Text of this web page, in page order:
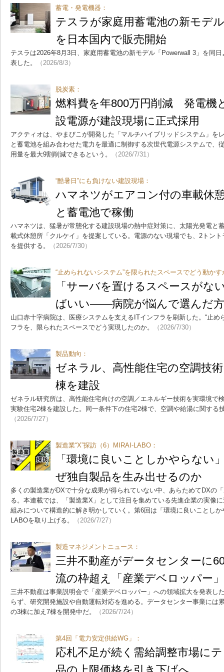
蓄電・発電機器：
テスラが家庭用蓄電池の新モデ
を日本国内で販売開始
テスラは2026年8月3日、家庭用蓄電池の新モデル「Powerwall 3」を同
表した。
（2026/8/3）
脱炭素：
燃料費を年800万円削減 発電機
設電源が建設現場に正式採用
アクティオは、やまびこが開発した「マルチハイブリッドシステム」を
と蓄電池を組み合わせた電力を最適に制御する次世代電源システムで、
用量を最大9割削減できるという。
（2026/7/31）
“酷暑日”にも負けない建設現場：
ハマネツがエアコン付の車載休
と蓄電池で稼働
ハマネツは、猛暑が常態化する建設現場の熱中症対策に、太陽光発電と
載式休憩所「クルケイ」を提案している。電源のない現場でも、2トン
を提供する。
（2026/7/30）
“止められないシステム”を限られたスペースでどう動かす
「サーバを置けるスペースがな
ばいい――病院が悩んで選んだ
山口赤十字病院は、医療システムを支えるITインフラを刷新した。“止め
フラを、限られたスペースでどう実現したのか。
（2026/7/30）
製品動向：
ゼネラル、高性能住宅の空調技
棟を建設
ゼネラル研究所は、高性能住宅向けの空調／エネルギー技術を実環境で
実験住宅2棟を建設した。同一条件下の住宅2棟で、空調や給湯に関する
（2026/7/27）
製造業“X”探訪（6）MIRAI-LABO：
「環境に良いことしかやらな
ぜ独自製品を生み出せるのか
多くの製造業がDXで十分な成果が得られていない中、あらためてDXの
る。本連載では、「製造業X」として注目を集めている先進企業の実像
組みについて構造的に解き明かしていく。第6回は「環境に良いことし
LABOを取り上げる。
（2026/7/27）
製造マネジメントニュース：
三井不動産がデータセンターに
流の枠超え「産業デベロッパー
三井不動産は事業説明会で「産業デベロッパー」への領域拡大を発表し
らず、研究開発施設や自動運転対応を進める。データセンター事業には
の3棟に加え7棟を開発中だ。
（2026/7/24）
第4回「電力安定供給WG」：
応札不足が続く需給調整市場に